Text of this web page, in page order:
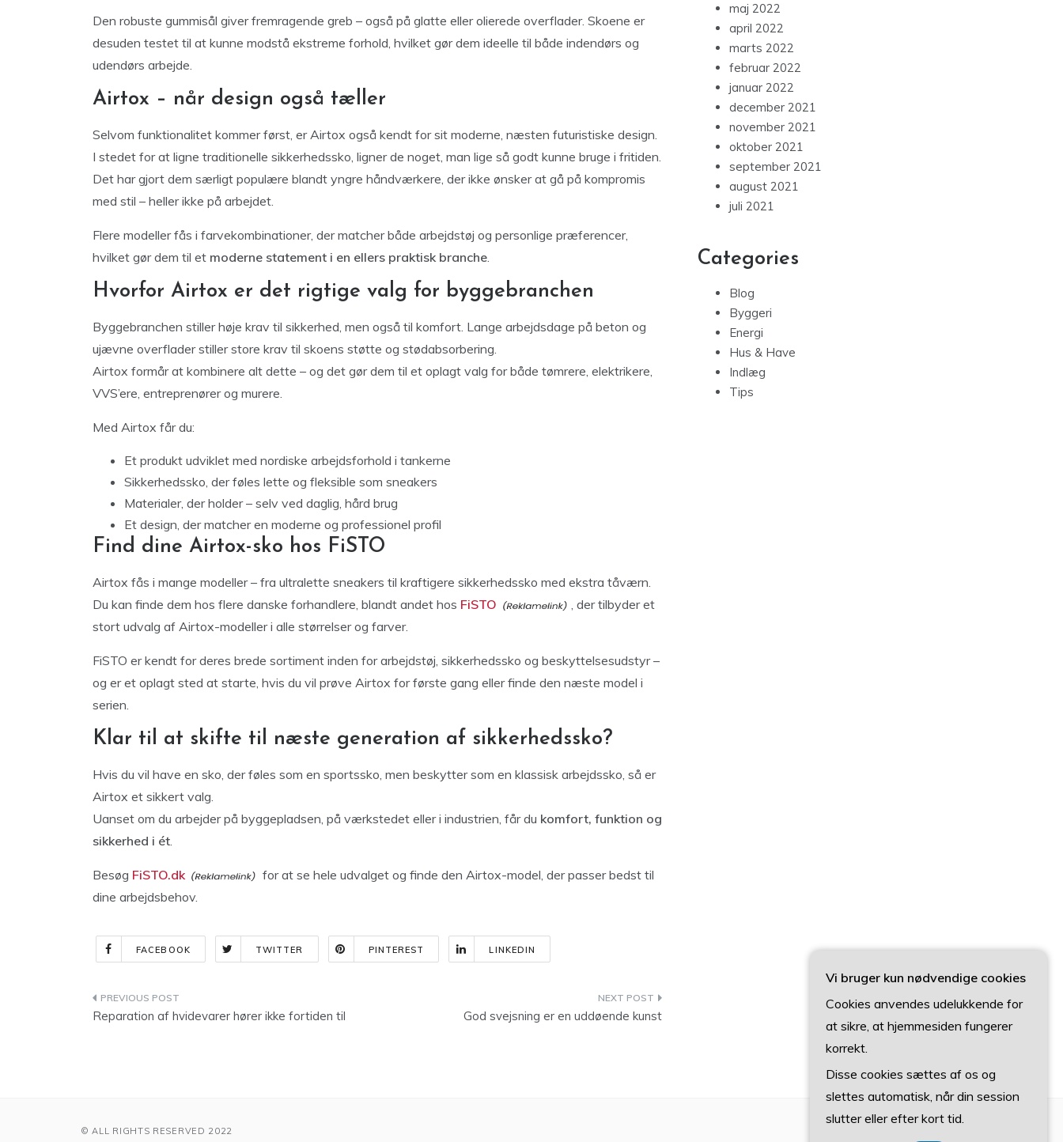
Den robuste gummisål giver fremragende greb – også på glatte eller olierede overflader. Skoene er
desuden testet til at kunne modstå ekstreme forhold, hvilket gør dem ideelle til både indendørs og
udendørs arbejde.
Airtox – når design også tæller
Selvom funktionalitet kommer først, er Airtox også kendt for sit moderne, næsten futuristiske design.
I stedet for at ligne traditionelle sikkerhedssko, ligner de noget, man lige så godt kunne bruge i fritiden.
Det har gjort dem særligt populære blandt yngre håndværkere, der ikke ønsker at gå på kompromis
med stil – heller ikke på arbejdet.
Flere modeller fås i farvekombinationer, der matcher både arbejdstøj og personlige præferencer,
hvilket gør dem til et moderne statement i en ellers praktisk branche.
Hvorfor Airtox er det rigtige valg for byggebranchen
Byggebranchen stiller høje krav til sikkerhed, men også til komfort. Lange arbejdsdage på beton og
ujævne overflader stiller store krav til skoens støtte og stødabsorbering.
Airtox formår at kombinere alt dette – og det gør dem til et oplagt valg for både tømrere, elektrikere,
VVS’ere, entreprenører og murere.
Med Airtox får du:
Et produkt udviklet med nordiske arbejdsforhold i tankerne
Sikkerhedssko, der føles lette og fleksible som sneakers
Materialer, der holder – selv ved daglig, hård brug
Et design, der matcher en moderne og professionel profil
Find dine Airtox-sko hos FiSTO
Airtox fås i mange modeller – fra ultralette sneakers til kraftigere sikkerhedssko med ekstra tåværn.
Du kan finde dem hos flere danske forhandlere, blandt andet hos FiSTO
, der tilbyder et
stort udvalg af Airtox-modeller i alle størrelser og farver.
FiSTO er kendt for deres brede sortiment inden for arbejdstøj, sikkerhedssko og beskyttelsesudstyr –
og er et oplagt sted at starte, hvis du vil prøve Airtox for første gang eller finde den næste model i
serien.
Klar til at skifte til næste generation af sikkerhedssko?
Hvis du vil have en sko, der føles som en sportssko, men beskytter som en klassisk arbejdssko, så er
Airtox et sikkert valg.
Uanset om du arbejder på byggepladsen, på værkstedet eller i industrien, får du komfort, funktion og
sikkerhed i ét.
Besøg FiSTO.dk
for at se hele udvalget og finde den Airtox-model, der passer bedst til
dine arbejdsbehov.
FACEBOOK TWITTER PINTEREST LINKEDIN
Indlægsnavigation
Reparation af hvidevarer hører ikke fortiden til God svejsning er en uddøende kunst
maj 2022
april 2022
marts 2022
februar 2022
januar 2022
december 2021
november 2021
oktober 2021
september 2021
august 2021
juli 2021
Categories
Blog
Byggeri
Energi
Hus & Have
Indlæg
Tips
© ALL RIGHTS RESERVED 2022
Vi bruger kun nødvendige cookies
Cookies anvendes udelukkende for
at sikre, at hjemmesiden fungerer
korrekt.
Disse cookies sættes af os og
slettes automatisk, når din session
slutter eller efter kort tid.